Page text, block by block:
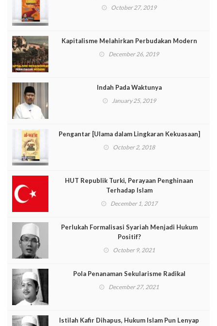
October 27, 2019
Kapitalisme Melahirkan Perbudakan Modern
December 26, 2019
Indah Pada Waktunya
January 25, 2019
Pengantar [Ulama dalam Lingkaran Kekuasaan]
October 2, 2018
HUT Republik Turki, Perayaan Penghinaan
Terhadap Islam
December 1, 2017
Perlukah Formalisasi Syariah Menjadi Hukum
Positif?
October 9, 2021
Pola Penanaman Sekularisme Radikal
December 27, 2021
Istilah Kafir Dihapus, Hukum Islam Pun Lenyap